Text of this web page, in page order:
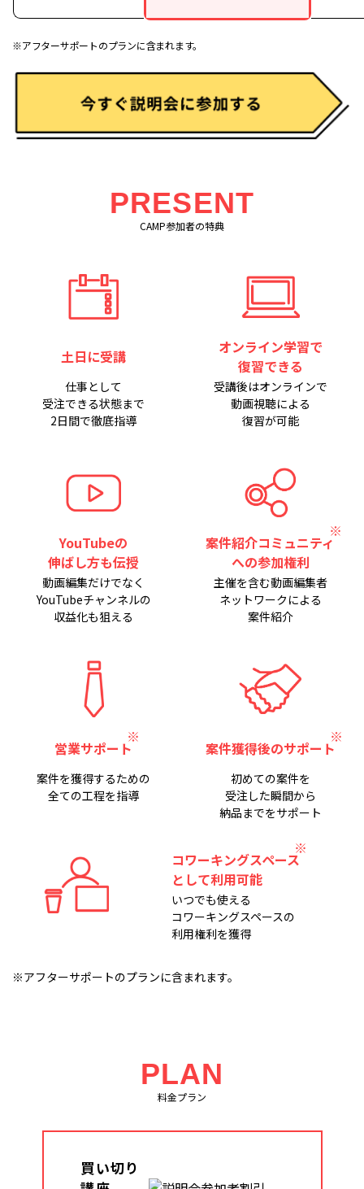
※アフターサポートのプランに含まれます。
PRESENT
CAMP参加者の特典
土日に受講
仕事として
受注できる状態まで
2日間で徹底指導
オンライン学習で
復習できる
受講後はオンラインで
動画視聴による
復習が可能
YouTubeの
伸ばし方も伝授
動画編集だけでなく
YouTubeチャンネルの
収益化も狙える
案件紹介コミュニティ
への参加権利
主催を含む動画編集者
ネットワークによる
案件紹介
営業サポート
案件を獲得するための
全ての工程を指導
案件獲得後のサポート
初めての案件を
受注した瞬間から
納品までをサポート
コワーキングスペース
として利用可能
いつでも使える
コワーキングスペースの
利用権利を獲得
※アフターサポートのプランに含まれます。
PLAN
料金プラン
買い切り